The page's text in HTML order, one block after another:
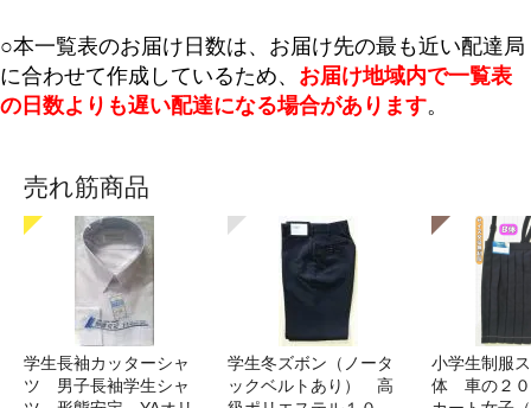
○本一覧表のお届け日数は、お届け先の最も近い配達局
に合わせて作成しているため、 お届け地域内で一覧表
の日数よりも遅い配達になる場合があります。
売れ筋商品
学生長袖カッターシャ
ツ 男子長袖学生シャ
学生冬ズボン（ノータ
ックベルトあり） 高
小学生制服
体 車の２０